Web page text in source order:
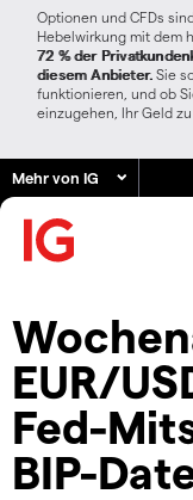
Optionen und CFDs
Hebelwirkung mit dem
72 % der
diesem Anbieter. Sie
funktionieren, und ob
einzugehen, Ihr Geld zu
Mehr von IG
EUR/
Fed-
BIP-